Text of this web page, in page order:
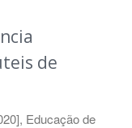
de
, Educação de